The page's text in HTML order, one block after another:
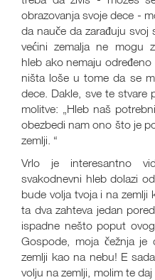
obrazovanja svoje dece -
da nauče da zarađuju svoj
većini zemalja ne mogu
hleb ako nemaju
ništa loše u tome da se
dece. Dakle, sve te stvare
molitve: „Hleb naš
obezbedi nam ono što je
zemlji. “
Vrlo je interesantno
svakodnevni hleb dolazi
bude volja tvoja i na zemlji
ta dva zahteva jedan
ispadne nešto poput
Gospode, moja čežnja
zemlji kao na nebu! E
volju na zemlji, molim te